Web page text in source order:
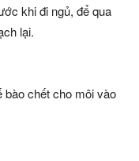
khi đi ngủ, để qua
lại.
bào chết cho môi vào